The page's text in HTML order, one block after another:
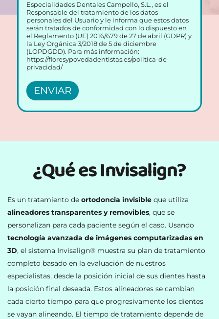
Especialidades Dentales Campello, S.L., es el
Responsable del tratamiento de los datos
personales del Usuario y le informa que estos datos
serán tratados de conformidad con lo dispuesto en
el Reglamento (UE) 2016/679 de 27 de abril (GDPR) y
la Ley Orgánica 3/2018 de 5 de diciembre
(LOPDGDD). Para más información:
https://floresypovedadentistas.es/politica-de-
privacidad/
ENVIAR
¿Qué es Invisalign?
Es un tratamiento de ortodoncia invisible
alineadores transparentes y removibles, que se
tecnología avanzada de imágenes computarizadas en
3D, el sistema Invisalign® muestra su plan de tratamiento
completo basado en la evaluación de nuestros
especialistas, desde la posición inicial de sus dientes hasta
la posición final deseada. Estos alineadores se cambian
cada cierto tiempo para que progresivamente los dientes
se vayan alineando. El tiempo de tratamiento depende de